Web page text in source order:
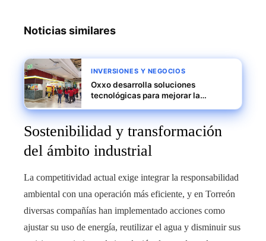
Noticias similares
INVERSIONES Y NEGOCIOS
Oxxo desarrolla soluciones
tecnológicas para mejorar la
América Latina
Sostenibilidad y transformación
del ámbito industrial
La competitividad actual exige integrar la responsabilidad
ambiental con una operación más eficiente, y en Torreón
diversas compañías han implementado acciones como
ajustar su uso de energía, reutilizar el agua y disminuir sus